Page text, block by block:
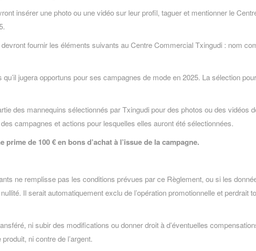
insérer une photo ou une vidéo sur leur profil, taguer et mentionner le
fournir les éléments suivants au Centre Commercial Txingudi : nom
jugera opportuns pour ses campagnes de mode en 2025. La sélection
des mannequins sélectionnés par Txingudi pour des photos ou des vidéos
campagnes et actions pour lesquelles elles auront été sélectionnées.
de 100 € en bons d’achat à l’issue de la campagne.
ne remplisse pas les conditions prévues par ce Règlement, ou si les
Il serait automatiquement exclu de l’opération promotionnelle et
ni subir des modifications ou donner droit à d’éventuelles
ni contre de l’argent.